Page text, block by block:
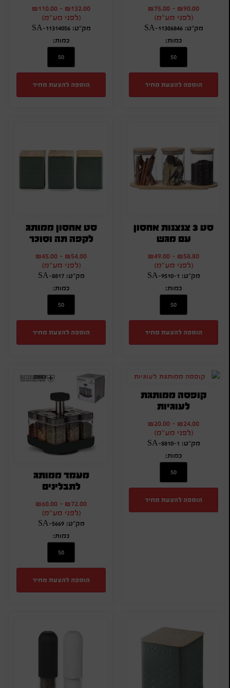
₪90.00
-
₪75.00
(לפני מע"מ)
מק"ט: SA-11306846
כמות:
הוספה להצעת מחיר
₪132.00
-
₪110.00
(לפני מע"מ)
מק"ט: SA-11314056
כמות:
הוספה להצעת מחיר
סט 3 צנצנות אחסון
עם מגש
₪58.80
-
₪49.00
(לפני מע"מ)
מק"ט: SA-9510-1
כמות:
הוספה להצעת מחיר
סט אחסון ממותג
לקפה תה וסוכר
₪54.00
-
₪45.00
(לפני מע"מ)
מק"ט: SA-8817
כמות:
הוספה להצעת מחיר
קופסה ממותגת
לעוגיות
₪24.00
-
₪20.00
(לפני מע"מ)
מק"ט: SA-8810-1
כמות:
הוספה להצעת מחיר
מעמד ממותג
לתבלינים
₪72.00
-
₪60.00
(לפני מע"מ)
מק"ט: SA-5669
כמות:
הוספה להצעת מחיר